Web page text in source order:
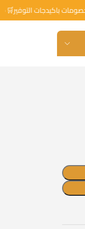
خصومات باكيدجات